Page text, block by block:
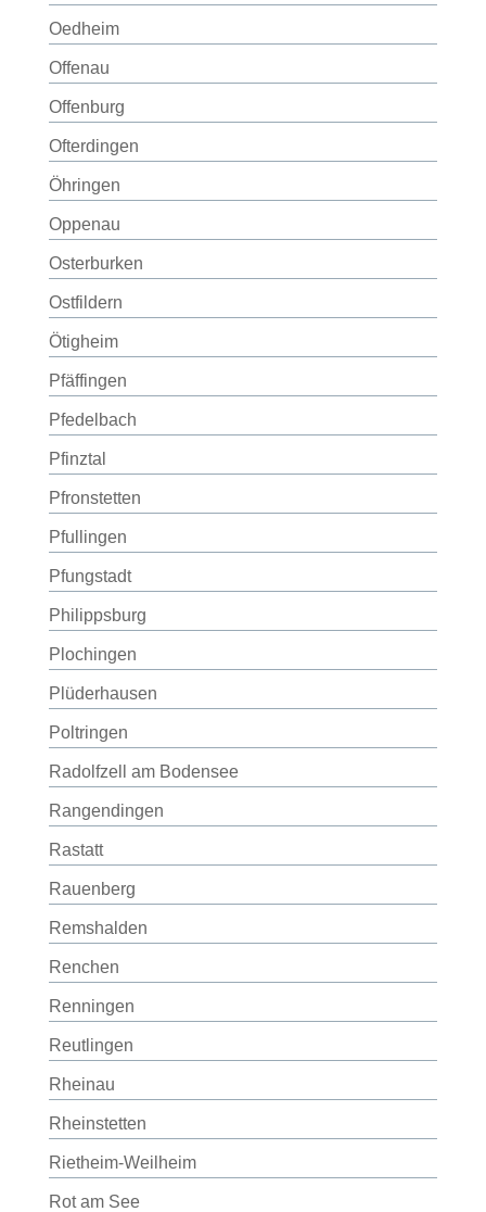
Oedheim
Offenau
Offenburg
Ofterdingen
Öhringen
Oppenau
Osterburken
Ostfildern
Ötigheim
Pfäffingen
Pfedelbach
Pfinztal
Pfronstetten
Pfullingen
Pfungstadt
Philippsburg
Plochingen
Plüderhausen
Poltringen
Radolfzell am Bodensee
Rangendingen
Rastatt
Rauenberg
Remshalden
Renchen
Renningen
Reutlingen
Rheinau
Rheinstetten
Rietheim-Weilheim
Rot am See